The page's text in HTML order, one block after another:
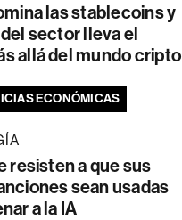
las stablecoins y
sector lleva el
allá del mundo cripto
ECONÓMICAS
resisten a que sus
sean usadas
a la IA